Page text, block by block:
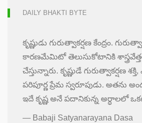
DAILY BHAKTI BYTE
కృష్ణుడు గురుత్వాకర్షణ కేంద్రం.
కారణమేమిటో తెలుసుకోటానికి
చేస్తున్నారు. కృష్ణుడే గురుత్వాకర్షణ
పరిపూర్ణ ప్రేమ స్వరూపుడు. అతను
ఇదే కృష్ణ అనే పదానికున్న అర్ధాలలో
— Babaji Satyanarayana Dasa